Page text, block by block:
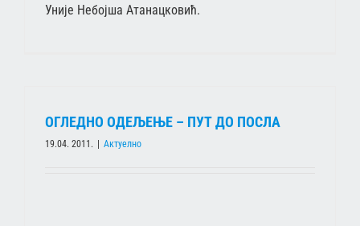
Уније Небојша Атанацковић.
ОГЛЕДНО ОДЕЉЕЊЕ – ПУТ ДО ПОСЛА
19.04. 2011. Актуелно